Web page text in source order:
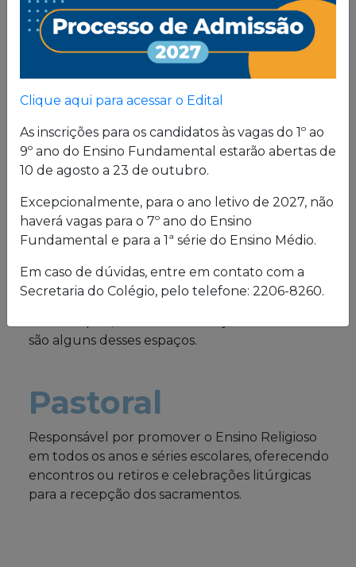
Proposta
Pedagógica
formação, pautada em valores cristãos e um
consistente conhecimento acadêmico.
Estrutura física
O Colégio oferece uma excelente estrutura para
atender a seus alunos em período integral.
Laboratórios de Química, Física e Biologia; salas
de leitura e de grupo; biblioteca; cybersala;
auditórios; complexo esportivo; piscina
são alguns desses espaços.
Pastoral
Responsável por promover o Ensino Religioso
em todos os anos e séries escolares, oferecendo
encontros ou retiros e celebrações litúrgicas
para a recepção dos sacramentos.
Clique aqui para acessar o Edital
As inscrições para os candidatos às vagas do 1º ao
9º ano do Ensino Fundamental estarão abertas de
10 de agosto a 23 de outubro.
Excepcionalmente, para o ano letivo de 2027, não
haverá vagas para o 7º ano do Ensino
Fundamental e para a 1ª série do Ensino Médio.
Em caso de dúvidas, entre em contato com a
Secretaria do Colégio, pelo telefone: 2206-8260.